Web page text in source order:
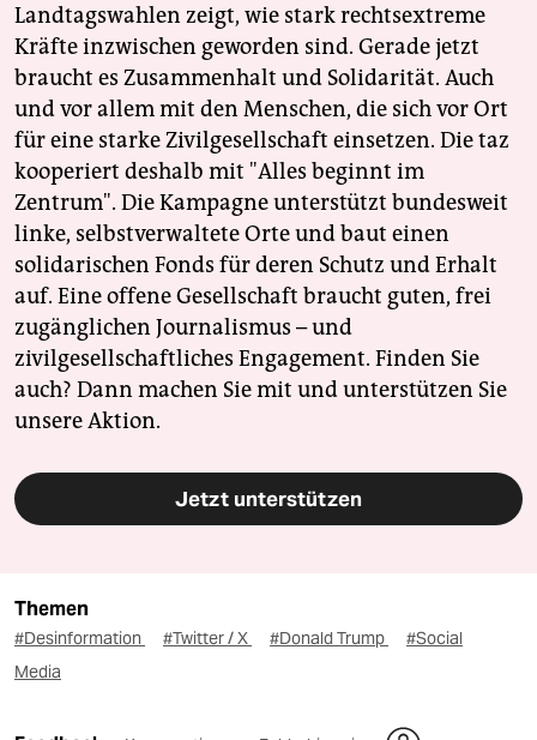
Landtagswahlen zeigt, wie stark rechtsextreme
Kräfte inzwischen geworden sind. Gerade jetzt
braucht es Zusammenhalt und Solidarität. Auch
und vor allem mit den Menschen, die sich vor Ort
für eine starke Zivilgesellschaft einsetzen. Die taz
kooperiert deshalb mit "Alles beginnt im
Zentrum". Die Kampagne unterstützt bundesweit
linke, selbstverwaltete Orte und baut einen
solidarischen Fonds für deren Schutz und Erhalt
auf. Eine offene Gesellschaft braucht guten, frei
zugänglichen Journalismus – und
zivilgesellschaftliches Engagement. Finden Sie
auch? Dann machen Sie mit und unterstützen Sie
unsere Aktion.
Jetzt unterstützen
Themen
#Desinformation #Twitter / X #Donald Trump
#Social
Media